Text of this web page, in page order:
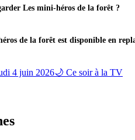
Les mini-héros de la forêt ?
de la forêt est disponible en
4 juin 2026🌙 Ce soir à la TV